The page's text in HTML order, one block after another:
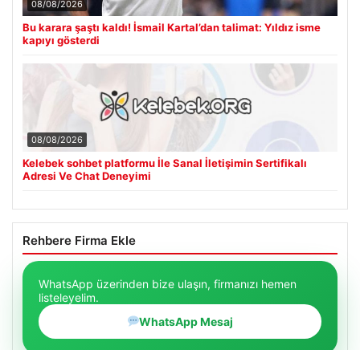
08/08/2026
Bu karara şaştı kaldı! İsmail Kartal’dan talimat: Yıldız isme
kapıyı gösterdi
08/08/2026
Kelebek sohbet platformu İle Sanal İletişimin Sertifikalı
Adresi Ve Chat Deneyimi
Rehbere Firma Ekle
WhatsApp üzerinden bize ulaşın, firmanızı hemen
listeleyelim.
WhatsApp Mesaj